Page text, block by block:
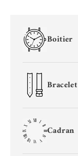
Boitier
Bracelet
Cadran